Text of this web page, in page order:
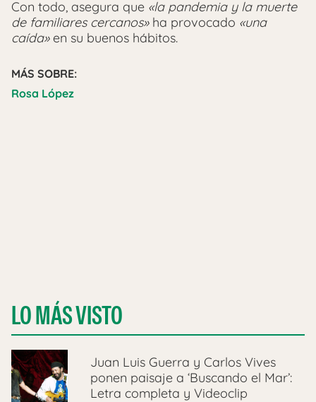
Con todo, asegura que «la pandemia y la muerte
de familiares cercanos»ha provocado «una
caída»en su buenos hábitos.
MÁS SOBRE:
Rosa López
LO MÁS VISTO
Juan Luis Guerra y Carlos Vives
ponen paisaje a ‘Buscando el Mar’:
Letra completa y Videoclip